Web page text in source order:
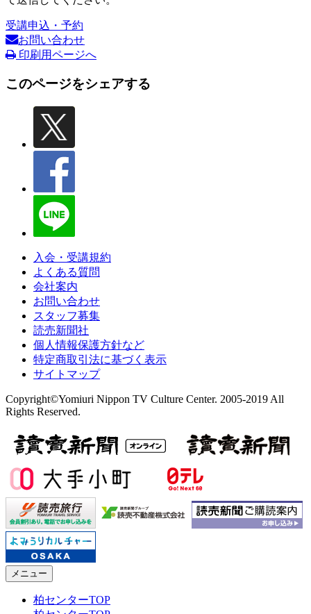
受講申込・予約
お問い合わせ
印刷用ページへ
このページをシェアする
入会・受講規約
よくある質問
会社案内
お問い合わせ
スタッフ募集
読売新聞社
個人情報保護方針など
特定商取引法に基づく表示
サイトマップ
Copyright©Yomiuri Nippon TV Culture Center. 2005-2019 All
Rights Reserved.
メニュー
柏センターTOP